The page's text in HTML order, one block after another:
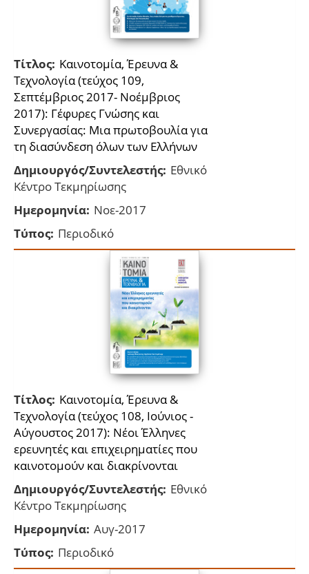
Τίτλος: Καινοτομία, Έρευνα &
Τεχνολογία (τεύχος 109,
Σεπτέμβριος 2017- Νοέμβριος
2017): Γέφυρες Γνώσης και
Συνεργασίας: Μια πρωτοβουλία για
τη διασύνδεση όλων των Ελλήνων
Δημιουργός/Συντελεστής: Εθνικό
Κέντρο Τεκμηρίωσης
Ημερομηνία: Νοε-2017
Τύπος: Περιοδικό
Τίτλος: Καινοτομία, Έρευνα &
Τεχνολογία (τεύχος 108, Ιούνιος -
Αύγουστος 2017): Νέοι Έλληνες
ερευνητές και επιχειρηματίες που
καινοτομούν και διακρίνονται
Δημιουργός/Συντελεστής: Εθνικό
Κέντρο Τεκμηρίωσης
Ημερομηνία: Αυγ-2017
Τύπος: Περιοδικό